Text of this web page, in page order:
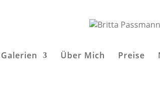
Galerien Über Mich Preise